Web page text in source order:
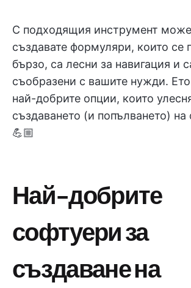
С подходящия инструмент
създавате формуляри, които се
бързо, са лесни за навигация и
съобразени с вашите нужди.
най-добрите опции, които
създаването (и попълването)
💪🏼
Най-добрите
софтуери за
създаване на